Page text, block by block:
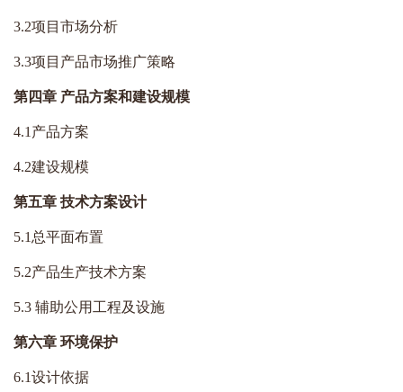
3.2项目市场分析
3.3项目产品市场推广策略
第四章 产品方案和建设规模
4.1产品方案
4.2建设规模
第五章 技术方案设计
5.1总平面布置
5.2产品生产技术方案
5.3 辅助公用工程及设施
第六章 环境保护
6.1设计依据